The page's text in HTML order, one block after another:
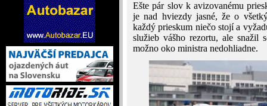
Ešte pár slov k avizovanému
je nad hviezdy jasné, že o
každý prieskum niečo stojí a
služieb vášho rezortu, ale snažil
možno oko ministra nedohliadne.